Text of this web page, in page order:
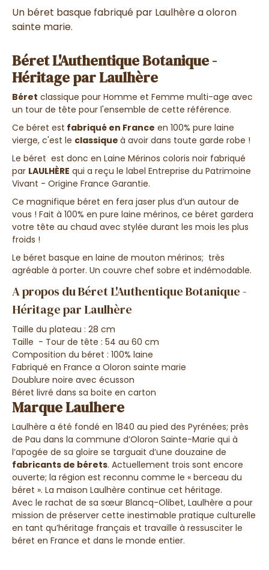
Un béret basque fabriqué par Laulhère a oloron
sainte marie.
Béret L'Authentique Botanique -
Héritage par Laulhère
Béret classique pour Homme et Femme multi-age avec
un tour de tête pour l'ensemble de cette référence.
Ce béret est fabriqué en France en 100% pure laine
vierge, c'est le classique à avoir dans toute garde robe !
Le béret est donc en Laine Mérinos coloris noir fabriqué
par LAULHÈRE qui a reçu le label Entreprise du Patrimoine
Vivant - Origine France Garantie.
Ce magnifique béret en fera jaser plus d’un autour de
vous ! Fait à 100% en pure laine mérinos, ce béret gardera
votre tête au chaud avec stylée durant les mois les plus
froids !
Le béret basque en laine de mouton mérinos; très
agréable à porter. Un couvre chef sobre et indémodable.
A propos du Béret L'Authentique Botanique -
Héritage par Laulhère
Taille du plateau : 28 cm
Taille - Tour de tête : 54 au 60 cm
Composition du béret : 100% laine
Fabriqué en France a Oloron sainte marie
Doublure noire avec écusson
Béret livré dans sa boite en carton
Marque Laulhere
Laulhère a été fondé en 1840 au pied des Pyrénées; près
de Pau dans la commune d’Oloron Sainte-Marie qui à
l’apogée de sa gloire se targuait d’une douzaine de
fabricants de bérets. Actuellement trois sont encore
ouverte; la région est reconnu comme le « berceau du
béret ». La maison Laulhère continue cet héritage.
Avec le rachat de sa sœur Blancq-Olibet, Laulhère a pour
mission de préserver cette inestimable pratique culturelle
en tant qu’héritage français et travaille à ressusciter le
béret en France et dans le monde entier.